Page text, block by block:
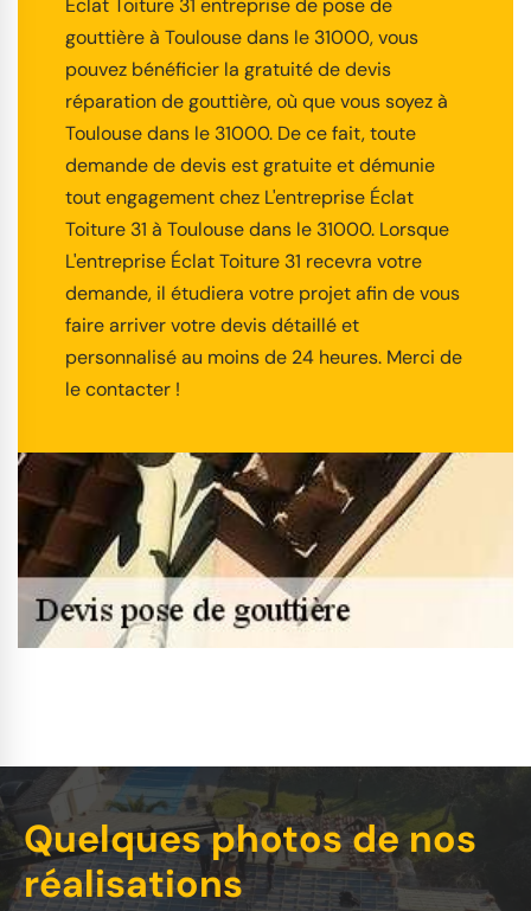
Éclat Toiture 31 entreprise de pose de
gouttière à Toulouse dans le 31000, vous
pouvez bénéficier la gratuité de devis
réparation de gouttière, où que vous soyez à
Toulouse dans le 31000. De ce fait, toute
demande de devis est gratuite et démunie
tout engagement chez L'entreprise Éclat
Toiture 31 à Toulouse dans le 31000. Lorsque
L'entreprise Éclat Toiture 31 recevra votre
demande, il étudiera votre projet afin de vous
faire arriver votre devis détaillé et
personnalisé au moins de 24 heures. Merci de
le contacter !
Quelques photos de nos
réalisations